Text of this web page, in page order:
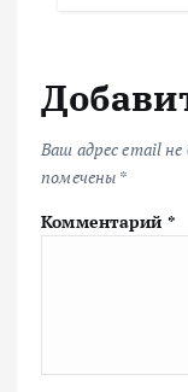
Ваш адрес email
помечены *
Комментарий *